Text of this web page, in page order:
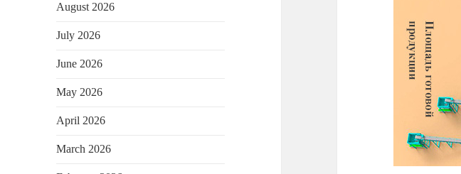
August 2026
July 2026
June 2026
May 2026
April 2026
March 2026